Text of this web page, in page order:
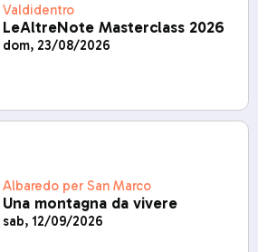
Valdidentro
LeAltreNote Masterclass 2026
dom, 23/08/2026
Albaredo per San Marco
Una montagna da vivere
sab, 12/09/2026